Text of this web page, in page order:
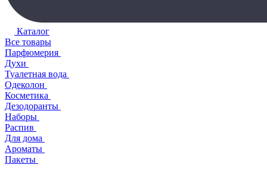
Каталог
Все товары
Парфюмерия
Духи
Туалетная вода
Одеколон
Косметика
Дезодоранты
Наборы
Распив
Для дома
Ароматы
Пакеты